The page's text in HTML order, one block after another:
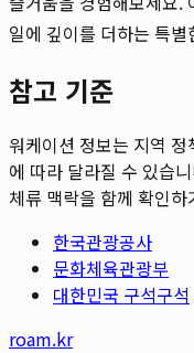
일에 깊이를 더하는 특
참고 기준
워케이션 정보는 지역
에 따라 달라질 수 있습
체류 맥락을 함께 확인
한국관광공사
문화체육관광부
대한민국 구석구석
roam.kr